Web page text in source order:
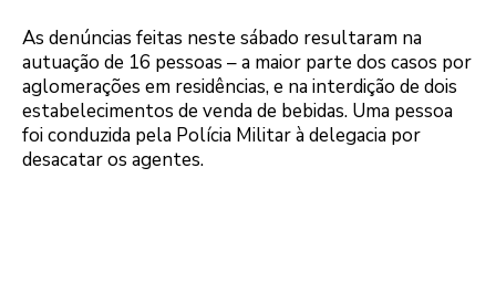
As denúncias feitas neste sábado resultaram na
autuação de 16 pessoas – a maior parte dos casos por
aglomerações em residências, e na interdição de dois
estabelecimentos de venda de bebidas. Uma pessoa
foi conduzida pela Polícia Militar à delegacia por
desacatar os agentes.